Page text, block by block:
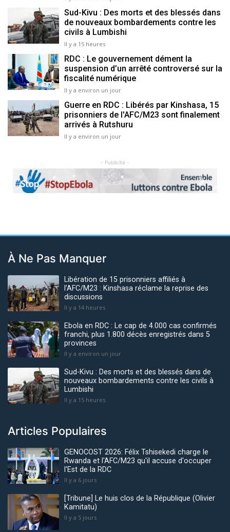
Sud-Kivu : Des morts et des blessés dans
de nouveaux bombardements contre les
civils à Lumbishi
Il y a 15 heures
RDC : Le gouvernement dément la
suspension d’un arrêté controversé sur la
fiscalité numérique
Il y a environ un jour
Guerre en RDC : Libérés par Kinshasa, 15
prisonniers de l'AFC/M23 sont finalement
arrivés à Rutshuru
Il y a environ un jour
- Publicité -
Previous Next
À Ne Pas Manquer
Libération de 15 prisonniers affiliés à
l’AFC/M23 : Kinshasa réclame la reprise des
discussions
Il y a 14 heures
Ebola en RDC : Le cap de 4.000 cas confirmés
franchi, plus 1.800 décès enregistrés dans 5
provinces
Il y a environ un jour
Sud-Kivu : Des morts et des blessés dans de
nouveaux bombardements contre les civils à
Lumbishi
Il y a 15 heures
Articles Populaires
GENOCOST 2026: Félix Tshisekedi charge le
Rwanda et l'AFC/M23 qu'il accuse d'occuper
l'Est de la RDC
Il y a 6 jours
[Tribune] Le huis clos de la République (Olivier
Kamitatu)
Il y a 5 jours